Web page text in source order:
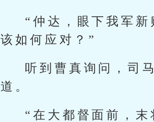
“仲达，眼下我军
该如何应对？”
听到曹真询问，司
道。
“在大都督面前，